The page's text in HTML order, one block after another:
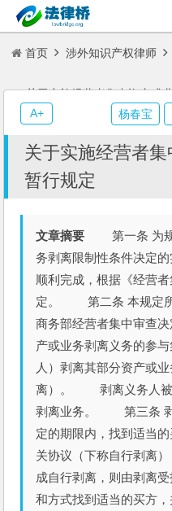
首页 涉外知识产权律师
关于实施经营者集中资产或
关于实施经营者
暂行规定
文章摘要 第一条 为规
务剥离限制性条件决定
顺利完成，根据《经营
定。 第二条 本规定所
商务部经营者集中审查
产或业务剥离义务的参
人）剥离其部分资产或
离）。 剥离义务人被
剥离业务。 第三条 剥
定的期限内，找到适当
关协议（下称自行剥离
成自行剥离，则由剥离
和方式找到适当的买方，
杨春宝
A+